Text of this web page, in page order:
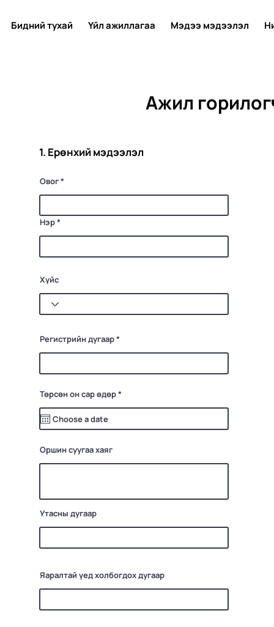
Бидний тухай Үйл ажиллагаа Мэдээ мэдээлэл
Ажил
1. Ерөнхий мэдээлэл
Овог
Нэр
Хүйс
Регистрийн дугаар
Төрсөн он сар өдөр*
q
r
Оршин суугаа хаяг
Утасны дугаар
Яаралтай үед холбогдох дугаар